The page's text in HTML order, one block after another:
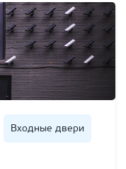
Входные двери